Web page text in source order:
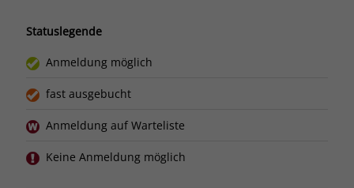
Statuslegende
Anmeldung möglich
fast ausgebucht
Anmeldung auf Warteliste
Keine Anmeldung möglich